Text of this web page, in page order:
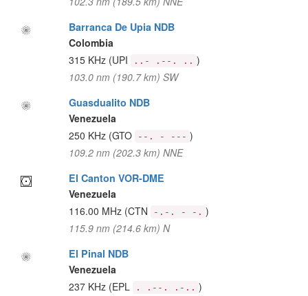
Barranca De Upia NDB
Colombia
315 KHz (UPI ..- .--. .. )
103.0 nm (190.7 km) SW
Guasdualito NDB
Venezuela
250 KHz (GTO --. - --- )
109.2 nm (202.3 km) NNE
El Canton VOR-DME
Venezuela
116.00 MHz (CTN -.-. - -. )
115.9 nm (214.6 km) N
El Pinal NDB
Venezuela
237 KHz (EPL . .--. .-.. )